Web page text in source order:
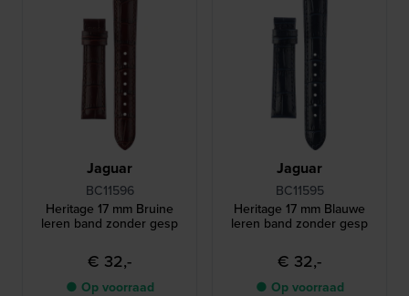
Jaguar
BC11596
Heritage 17 mm Bruine
leren band zonder gesp
€ 32,-
● Op voorraad
Jaguar
BC11595
Heritage 17 mm Blauwe
leren band zonder gesp
€ 32,-
● Op voorraad